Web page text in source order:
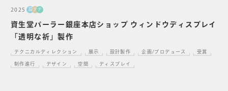
資生堂パーラー銀座本店ショップ ウィンドウディスプレイ
「透明な祈」製作
2025 設 デ デ
テクニカルディレクション 展示 設計製作 企画/プロデュース 受賞
制作進行 デザイン 空間 ディスプレイ